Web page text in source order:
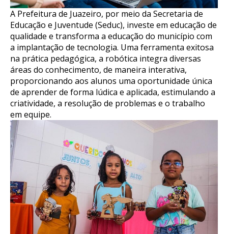
A Prefeitura de Juazeiro, por meio da Secretaria de
Educação e Juventude (Seduc), investe em educação de
qualidade e transforma a educação do município com
a implantação de tecnologia. Uma ferramenta exitosa
na prática pedagógica, a robótica integra diversas
áreas do conhecimento, de maneira interativa,
proporcionando aos alunos uma oportunidade única
de aprender de forma lúdica e aplicada, estimulando a
criatividade, a resolução de problemas e o trabalho
em equipe.